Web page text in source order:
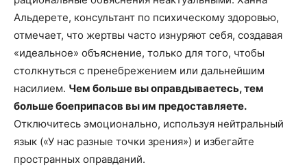
Альдерете, консультант по психическому здоровью,
отмечает, что жертвы часто изнуряют себя, создавая
«идеальное» объяснение, только для того, чтобы
столкнуться с пренебрежением или дальнейшим
насилием. Чем больше вы оправдываетесь, тем
больше боеприпасов вы им предоставляете.
Отключитесь эмоционально, используя нейтральный
язык («У нас разные точки зрения») и избегайте
пространных оправданий.